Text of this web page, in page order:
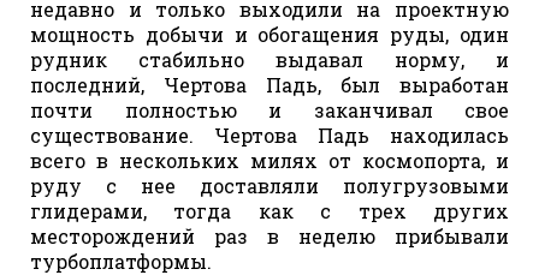
недавно и только выходили на проектную
мощность добычи и обогащения руды, один
рудник стабильно выдавал норму, и
последний, Чертова Падь, был выработан
почти полностью и заканчивал свое
существование. Чертова Падь находилась
всего в нескольких милях от космопорта, и
руду с нее доставляли полугрузовыми
глидерами, тогда как с трех других
месторождений раз в неделю прибывали
турбоплатформы.